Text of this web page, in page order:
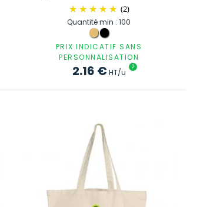
(2)
Quantité min : 100
PRIX INDICATIF SANS
PERSONNALISATION
2.16 €HT/u
?